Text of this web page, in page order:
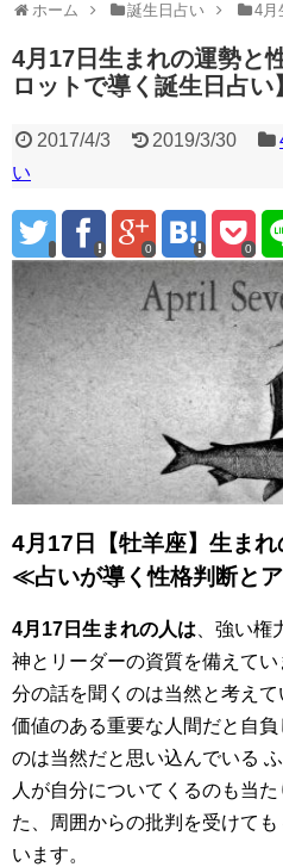
ホーム 誕生日占い 4月
4月17日生まれの運勢と
ロットで導く誕生日占い】
2017/4/3 2019/3/30
い
0 0
4月17日【牡羊座】生まれ
≪占いが導く性格判断と
4月17日生まれの人は 、強い
神とリーダーの資質を備えて
分の話を聞くのは当然と考えて
価値のある重要な人間だと自
のは当然だと思い込んでいる
人が自分についてくるのも当
た、周囲からの批判を受けて
います。